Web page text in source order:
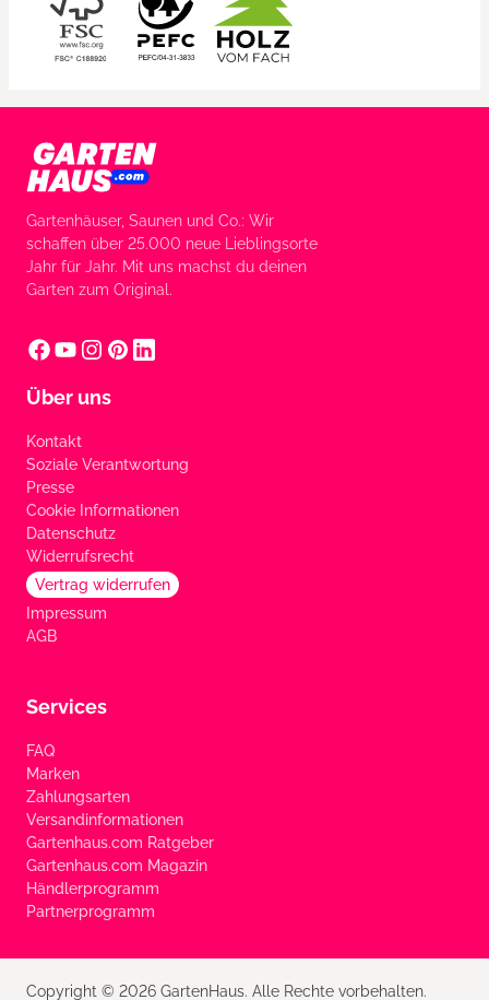
Gartenhäuser, Saunen und Co.: Wir
schaffen über 25.000 neue Lieblingsorte
Jahr für Jahr. Mit uns machst du deinen
Garten zum Original.
Über uns
Kontakt
Soziale Verantwortung
Presse
Cookie Informationen
Datenschutz
Widerrufsrecht
Vertrag widerrufen
Impressum
AGB
Services
FAQ
Marken
Zahlungsarten
Versandinformationen
Gartenhaus.com Ratgeber
Gartenhaus.com Magazin
Händlerprogramm
Partnerprogramm
Copyright © 2026 GartenHaus. Alle Rechte vorbehalten.